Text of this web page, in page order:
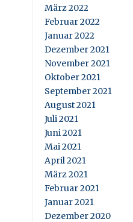
März 2022
Februar 2022
Januar 2022
Dezember 2021
November 2021
Oktober 2021
September 2021
August 2021
Juli 2021
Juni 2021
Mai 2021
April 2021
März 2021
Februar 2021
Januar 2021
Dezember 2020